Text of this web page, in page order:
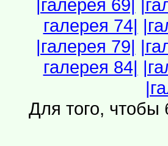
|галерея 69|
галерея 74|
|галерея 79|
галерея 84|
Для того, чтобы